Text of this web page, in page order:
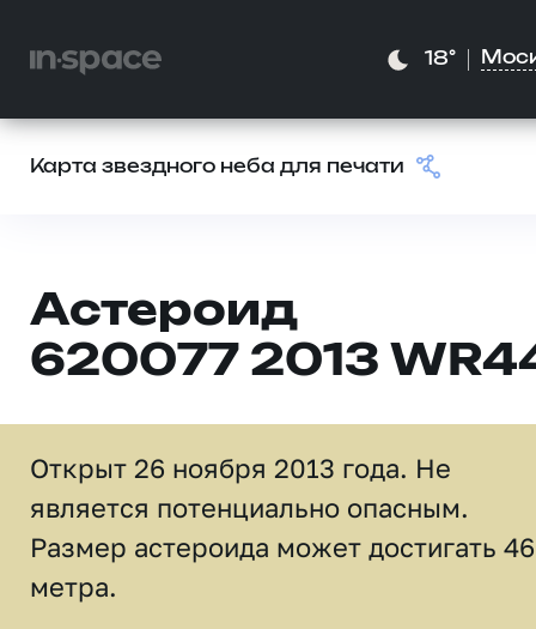
18°
Карта звездного неба для печати
Астероид
620077 2013
Открыт 26 ноября 2013 года. Не
является потенциально опасным.
Размер астероида может достигать
метра.